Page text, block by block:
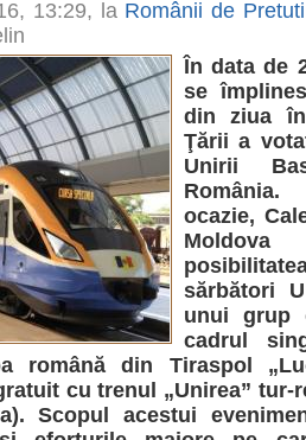
13:29, la Românii de
În data de
se
din ziua
Ţării a
Unirii
România.
ocazie,
sărbători
unui grup
cadrul
română din Tiraspol
cu trenul „Unirea” tur-
Scopul acestui